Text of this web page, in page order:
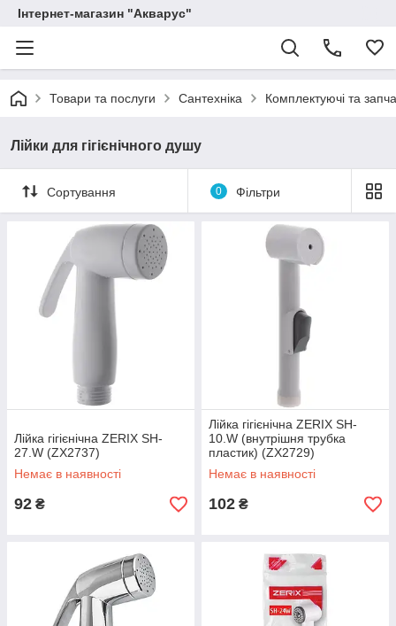
Інтернет-магазин "Акварус"
Товари та послуги Сантехніка Комплектуючі та
Лійки для гігієнічного душу
Сортування 0 Фільтри
Лійка гігієнічна ZERIX SH-
27.W (ZX2737)
Немає в наявності
92 ₴
Лійка гігієнічна ZERIX SH-
10.W (внутрішня трубка
пластик) (ZX2729)
Немає в наявності
102 ₴